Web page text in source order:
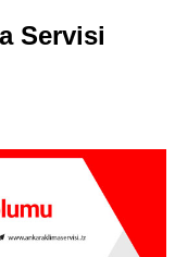
Servisi